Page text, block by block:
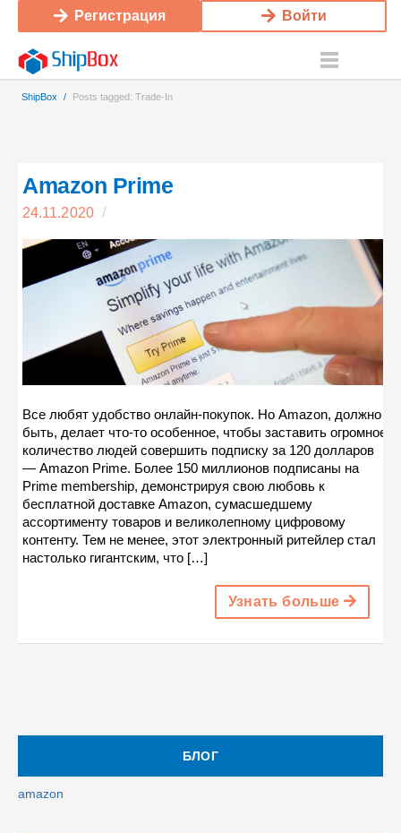
Регистрация Войти
ShipBox / Posts tagged: Trade-In
Amazon Prime
24.11.2020 /
Все любят удобство онлайн-покупок. Но Amazon, должно
быть, делает что-то особенное, чтобы заставить огромное
количество людей совершить подписку за 120 долларов
— Amazon Prime. Более 150 миллионов подписаны на
Prime membership, демонстрируя свою любовь к
бесплатной доставке Amazon, сумасшедшему
ассортименту товаров и великолепному цифровому
контенту. Тем не менее, этот электронный ритейлер стал
настолько гигантским, что […]
Узнать больше
БЛОГ
amazon